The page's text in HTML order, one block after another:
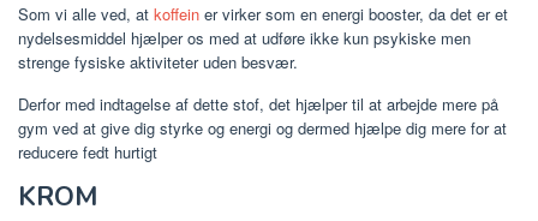
Som vi alle ved, at koffein er virker som en energi booster, da det er et
nydelsesmiddel hjælper os med at udføre ikke kun psykiske men
strenge fysiske aktiviteter uden besvær.
Derfor med indtagelse af dette stof, det hjælper til at arbejde mere på
gym ved at give dig styrke og energi og dermed hjælpe dig mere for at
reducere fedt hurtigt
KROM